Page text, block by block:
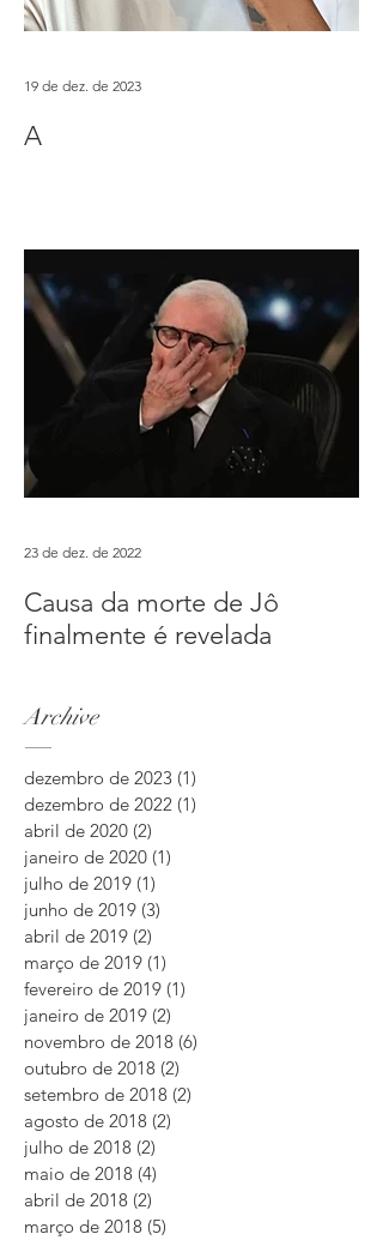
A
19 de dez. de 2023
Causa da morte de Jô
finalmente é revelada
23 de dez. de 2022
Archive
dezembro de 2023 (1)
dezembro de 2022 (1)
abril de 2020 (2)
janeiro de 2020 (1)
julho de 2019 (1)
junho de 2019 (3)
abril de 2019 (2)
março de 2019 (1)
fevereiro de 2019 (1)
janeiro de 2019 (2)
novembro de 2018 (6)
outubro de 2018 (2)
setembro de 2018 (2)
agosto de 2018 (2)
julho de 2018 (2)
maio de 2018 (4)
abril de 2018 (2)
março de 2018 (5)